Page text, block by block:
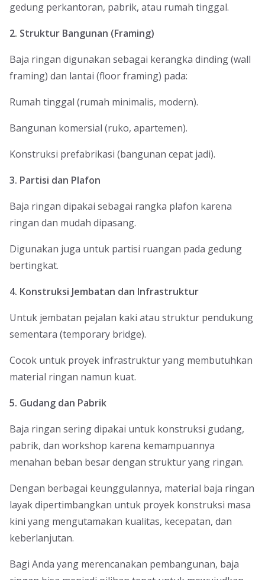
gedung perkantoran, pabrik, atau rumah tinggal.
2. Struktur Bangunan (Framing)
Baja ringan digunakan sebagai kerangka dinding (wall
framing) dan lantai (floor framing) pada:
Rumah tinggal (rumah minimalis, modern).
Bangunan komersial (ruko, apartemen).
Konstruksi prefabrikasi (bangunan cepat jadi).
3. Partisi dan Plafon
Baja ringan dipakai sebagai rangka plafon karena
ringan dan mudah dipasang.
Digunakan juga untuk partisi ruangan pada gedung
bertingkat.
4. Konstruksi Jembatan dan Infrastruktur
Untuk jembatan pejalan kaki atau struktur pendukung
sementara (temporary bridge).
Cocok untuk proyek infrastruktur yang membutuhkan
material ringan namun kuat.
5. Gudang dan Pabrik
Baja ringan sering dipakai untuk konstruksi gudang,
pabrik, dan workshop karena kemampuannya
menahan beban besar dengan struktur yang ringan.
Dengan berbagai keunggulannya, material baja ringan
layak dipertimbangkan untuk proyek konstruksi masa
kini yang mengutamakan kualitas, kecepatan, dan
keberlanjutan.
Bagi Anda yang merencanakan pembangunan, baja